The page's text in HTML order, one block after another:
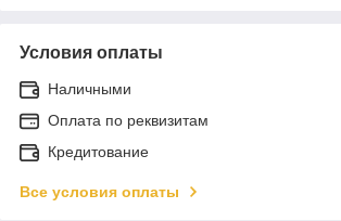
Условия оплаты
Наличными
Оплата по реквизитам
Кредитование
Все условия оплаты